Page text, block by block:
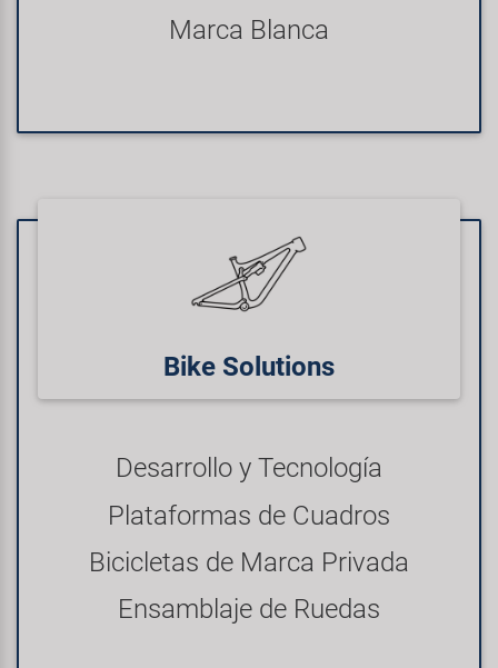
Marca Blanca
Bike Solutions
Desarrollo y Tecnología
Plataformas de Cuadros
Bicicletas de Marca Privada
Ensamblaje de Ruedas